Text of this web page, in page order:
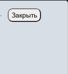
Закрыть